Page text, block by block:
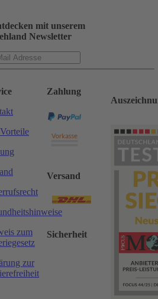
mit unserem
Newsletter
zum
zur
Zahlung
Versand
Sicherheit